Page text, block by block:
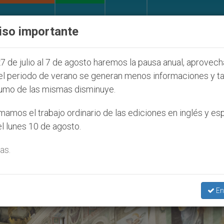
por la dictadura nicaragüense
Término: Asociación Italiana
Asociación Italiana De
importante
de julio al 7 de agosto haremos la pausa anual,
periodo de verano se generan menos informaciones y
de las mismas disminuye.
el trabajo ordinario de las ediciones en inglés y
lunes 10 de agosto.